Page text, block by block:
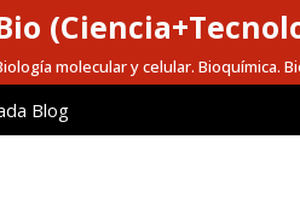
molecular y celular. Bioquímica.
Blog